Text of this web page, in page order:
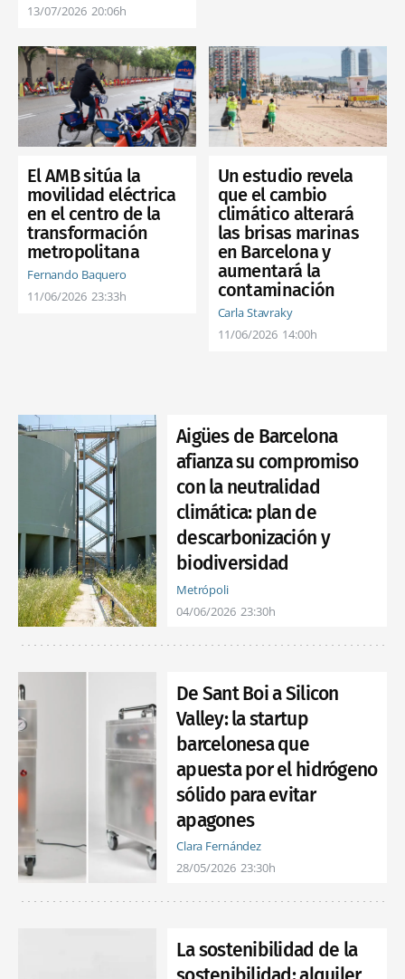
13/07/2026 20:06h
El AMB sitúa la
movilidad eléctrica
en el centro de la
transformación
metropolitana
Fernando Baquero
11/06/2026 23:33h
Un estudio revela
que el cambio
climático alterará
las brisas marinas
en Barcelona y
aumentará la
contaminación
Carla Stavraky
11/06/2026 14:00h
Aigües de Barcelona
afianza su compromiso
con la neutralidad
climática: plan de
descarbonización y
biodiversidad
Metrópoli
04/06/2026 23:30h
De Sant Boi a Silicon
Valley: la startup
barcelonesa que
apuesta por el hidrógeno
sólido para evitar
apagones
Clara Fernández
28/05/2026 23:30h
La sostenibilidad de la